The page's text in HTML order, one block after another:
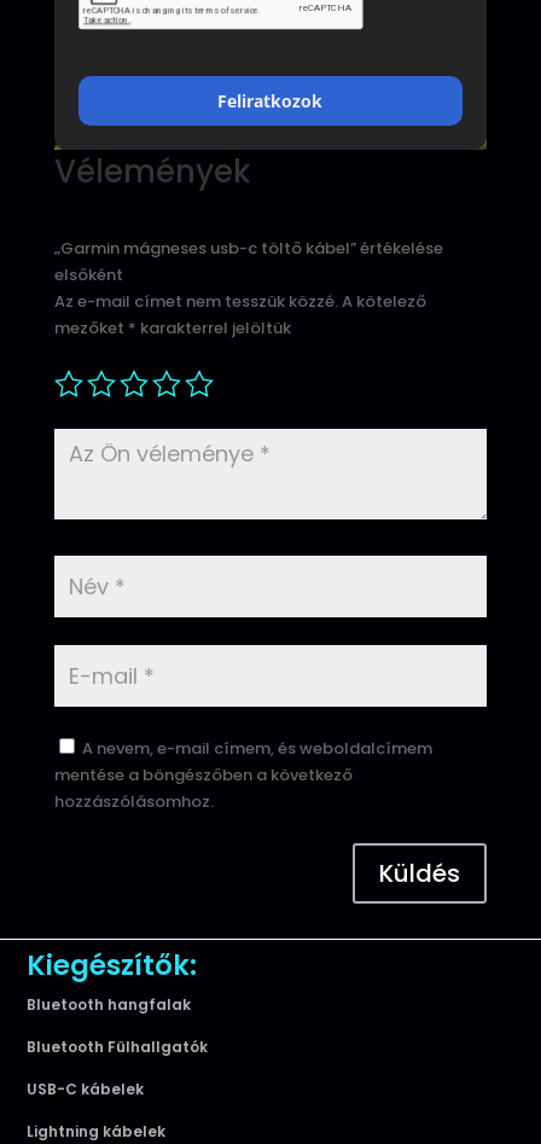
Feliratkozok
Vélemények
„Garmin mágneses usb-c töltő kábel” értékelése
elsőként
Az e-mail címet nem tesszük közzé.A kötelező
mezőket * karakterrel jelöltük
A nevem, e-mail címem, és weboldalcímem
mentése a böngészőben a következő
hozzászólásomhoz.
Küldés
Kiegészítők:
Bluetooth hangfalak
Bluetooth Fülhallgatók
USB-C kábelek
Lightning kábelek